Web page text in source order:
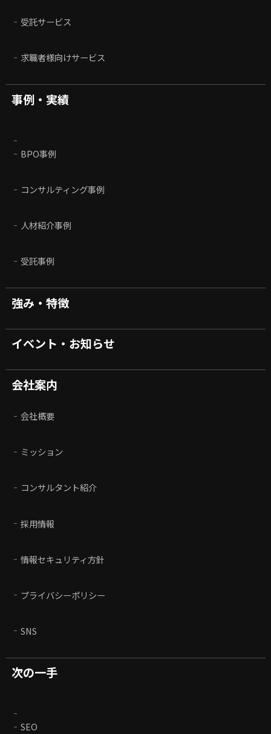
受託サービス
求職者様向けサービス
事例・実績
BPO事例
コンサルティング事例
人材紹介事例
受託事例
強み・特徴
イベント・お知らせ
会社案内
会社概要
ミッション
コンサルタント紹介
採用情報
情報セキュリティ方針
プライバシーポリシー
SNS
次の一手
SEO